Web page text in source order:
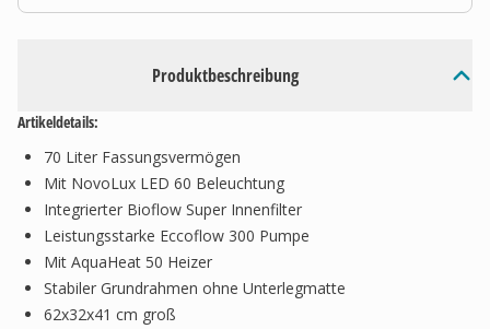
Produktbeschreibung
Artikeldetails:
70 Liter Fassungsvermögen
Mit NovoLux LED 60 Beleuchtung
Integrierter Bioflow Super Innenfilter
Leistungsstarke Eccoflow 300 Pumpe
Mit AquaHeat 50 Heizer
Stabiler Grundrahmen ohne Unterlegmatte
62x32x41 cm groß